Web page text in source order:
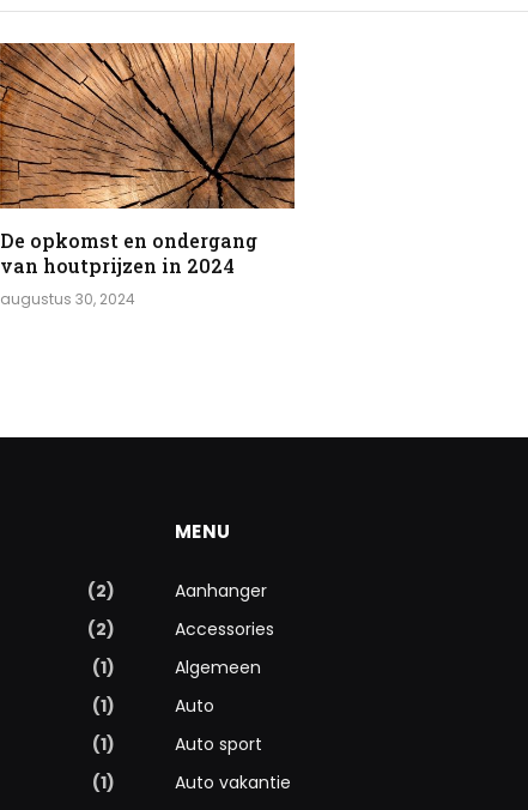
De opkomst en ondergang
van houtprijzen in 2024
augustus 30, 2024
(2)
(2)
(1)
(1)
(1)
(1)
MENU
Aanhanger
Accessories
Algemeen
Auto
Auto sport
Auto vakantie